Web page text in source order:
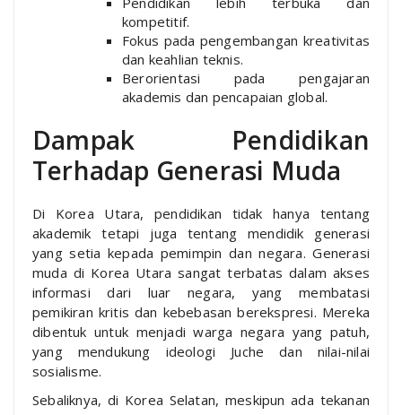
kompetitif.
Fokus pada pengembangan kreativitas
dan keahlian teknis.
Berorientasi pada pengajaran
akademis dan pencapaian global.
Dampak Pendidikan
Terhadap Generasi Muda
Di Korea Utara, pendidikan tidak hanya tentang
akademik tetapi juga tentang mendidik generasi
yang setia kepada pemimpin dan negara. Generasi
muda di Korea Utara sangat terbatas dalam akses
informasi dari luar negara, yang membatasi
pemikiran kritis dan kebebasan berekspresi. Mereka
dibentuk untuk menjadi warga negara yang patuh,
yang mendukung ideologi Juche dan nilai-nilai
sosialisme.
Sebaliknya, di Korea Selatan, meskipun ada tekanan